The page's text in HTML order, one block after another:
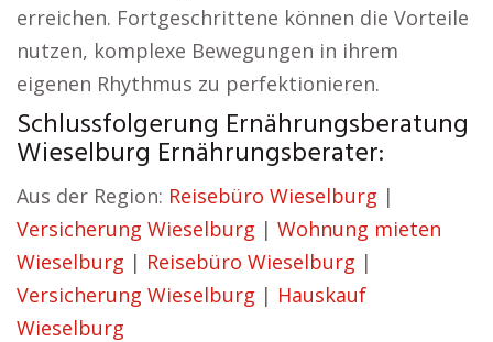
erreichen. Fortgeschrittene können die Vorteile
nutzen, komplexe Bewegungen in ihrem
eigenen Rhythmus zu perfektionieren.
Schlussfolgerung Ernährungsberatung
Wieselburg Ernährungsberater:
Aus der Region: Reisebüro Wieselburg |
Versicherung Wieselburg | Wohnung mieten
Wieselburg | Reisebüro Wieselburg |
Versicherung Wieselburg | Hauskauf
Wieselburg